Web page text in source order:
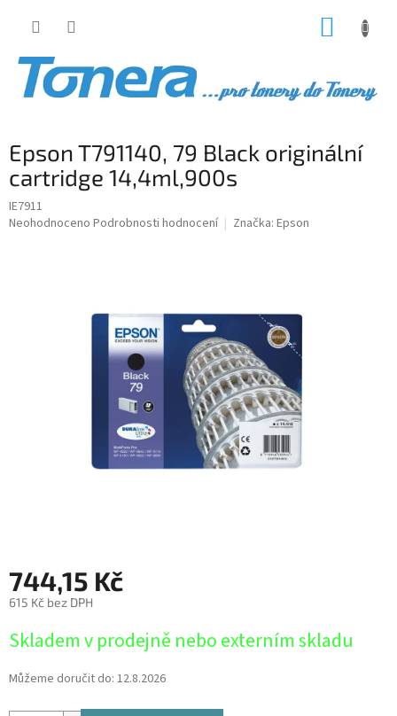
Epson T791140, 79 Black originální
cartridge 14,4ml,900s
IE7911
Průměrné
Neohodnoceno Podrobnosti hodnocení Značka: Epson
744,15 Kč
615 Kč bez DPH
cena:
Skladem v prodejně nebo externím skladu
Můžeme doručit do: 12.8.2026